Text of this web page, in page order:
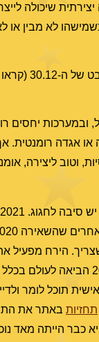
שיכולה
לא מבין או
(קראו שם).
ובמערכות יחסים
או אגדה רומנטית.
וטוב ליצירה,
הירח מפעיל
מסגרת טובה יותר, להיפטר
תוכל לומר
תחזיות
כבר הייתה